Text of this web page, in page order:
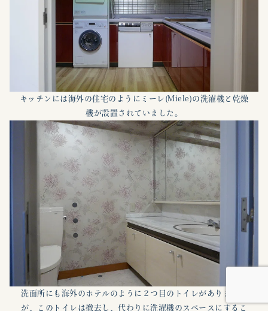
キッチンには海外の住宅のようにミーレ(Miele)の洗濯機と乾燥
機が設置されていました。
洗面所にも海外のホテルのように２つ目のトイレがありました
が、このトイレは撤去し、代わりに洗濯機のスペースにするこ